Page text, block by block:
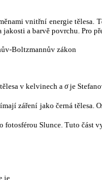
vnitřní energie
a barvě povrchu. Pro
Boltzmannův zákon
v kelvinech aσje
záření jako černá tělesa.
fotosférou Slunce. Tuto
je